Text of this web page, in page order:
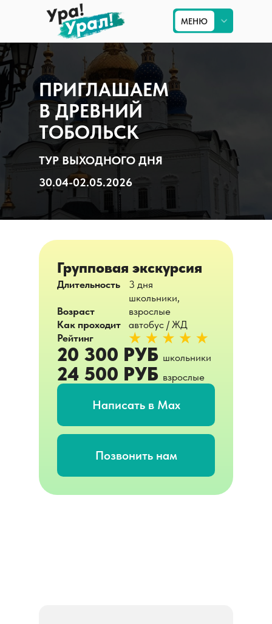
Экскурсии в Екатеринбурге
Туры по Уралу
Туры по России
Приём на Урале
МЕНЮ
МЕНЮ
ТУР ВЫХОДНОГО ДНЯ
30.04-02.05.2026
ПРИГЛАШАЕМ
В ДРЕВНИЙ
ТОБОЛЬСК
Групповая экскурсия
Длительность 3 дня
Возраст
школьники,
взрослые
Как проходит
автобус / ЖД
Рейтинг
20 300 РУБ школьники
24 500 РУБ взрослые
Написать в Max
Позвонить нам